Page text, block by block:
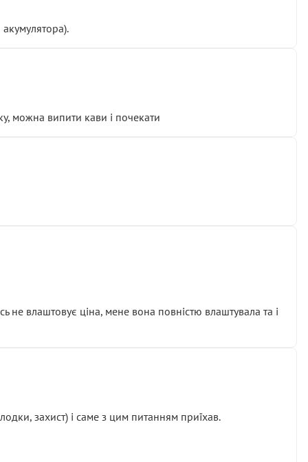
можна випити кави і почекати
влаштовує ціна, мене вона повністю влаштувала та і
захист) і саме з цим питанням приїхав.